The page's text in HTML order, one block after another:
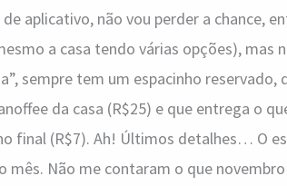
aplicativo, não vou perder a chance,
a casa tendo várias opções), mas
sempre tem um espacinho
da casa (R$25) e que entrega o
final (R$7). Ah! Últimos detalhes… O
mês. Não me contaram o que